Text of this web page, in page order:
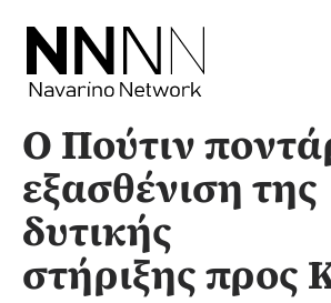
content
Ο Πούτιν
εξασθένιση της
δυτικής
στήριξης προς